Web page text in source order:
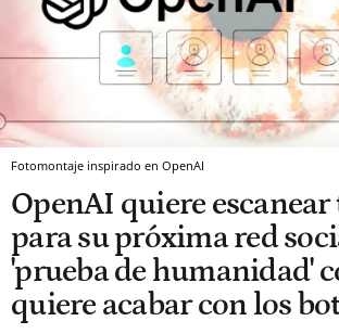
Fotomontaje inspirado en OpenAI
OpenAI quiere
para su próxima red
'prueba de humanidad'
quiere acabar con los